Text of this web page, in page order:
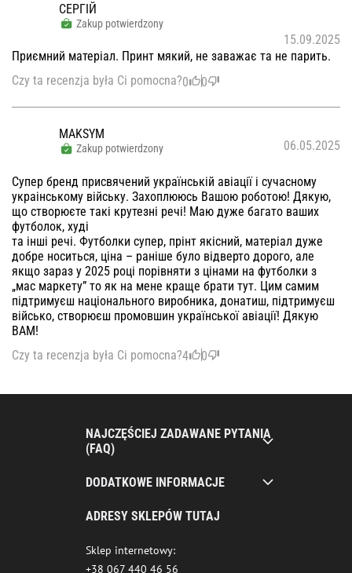
СЕРГІЙ
Zakup potwierdzony
15.09.2025
Приємний матеріал. Принт мякий, не заважає та не парить.
Czy ta recenzja była Ci pomocna?0 0
MAKSYM
Zakup potwierdzony 06.05.2025
Супер бренд присвячений українській авіації і сучасному
украінському війську. Захоплююсь Вашою роботою! Дякую,
що створюєте такі крутезні речі! Маю дуже багато ваших
футболок, худі
та інші речі. Футболки супер, прінт якісний, матеріал дуже
добре носиться, ціна – раніше було відверто дорого, але
якщо зараз у 2025 році порівняти з цінами на футболки з
„мас маркету” то як на мене краще брати тут. Цим самим
підтримуєш національного виробника, донатиш, підтримуєш
військо, створюєш промовшин української авіації! Дякую
ВАМ!
Czy ta recenzja była Ci pomocna?4 0
NAJCZĘŚCIEJ ZADAWANE PYTANIA
(FAQ)
DODATKOWE INFORMACJE
ADRESY SKLEPÓW TUTAJ
Sklep internetowy:
+38 067 440 46 56